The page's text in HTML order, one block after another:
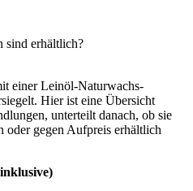
sind erhältlich?
einer Leinöl-Naturwachs-
Hier ist eine Übersicht
unterteilt danach, ob sie
oder gegen Aufpreis erhältlich